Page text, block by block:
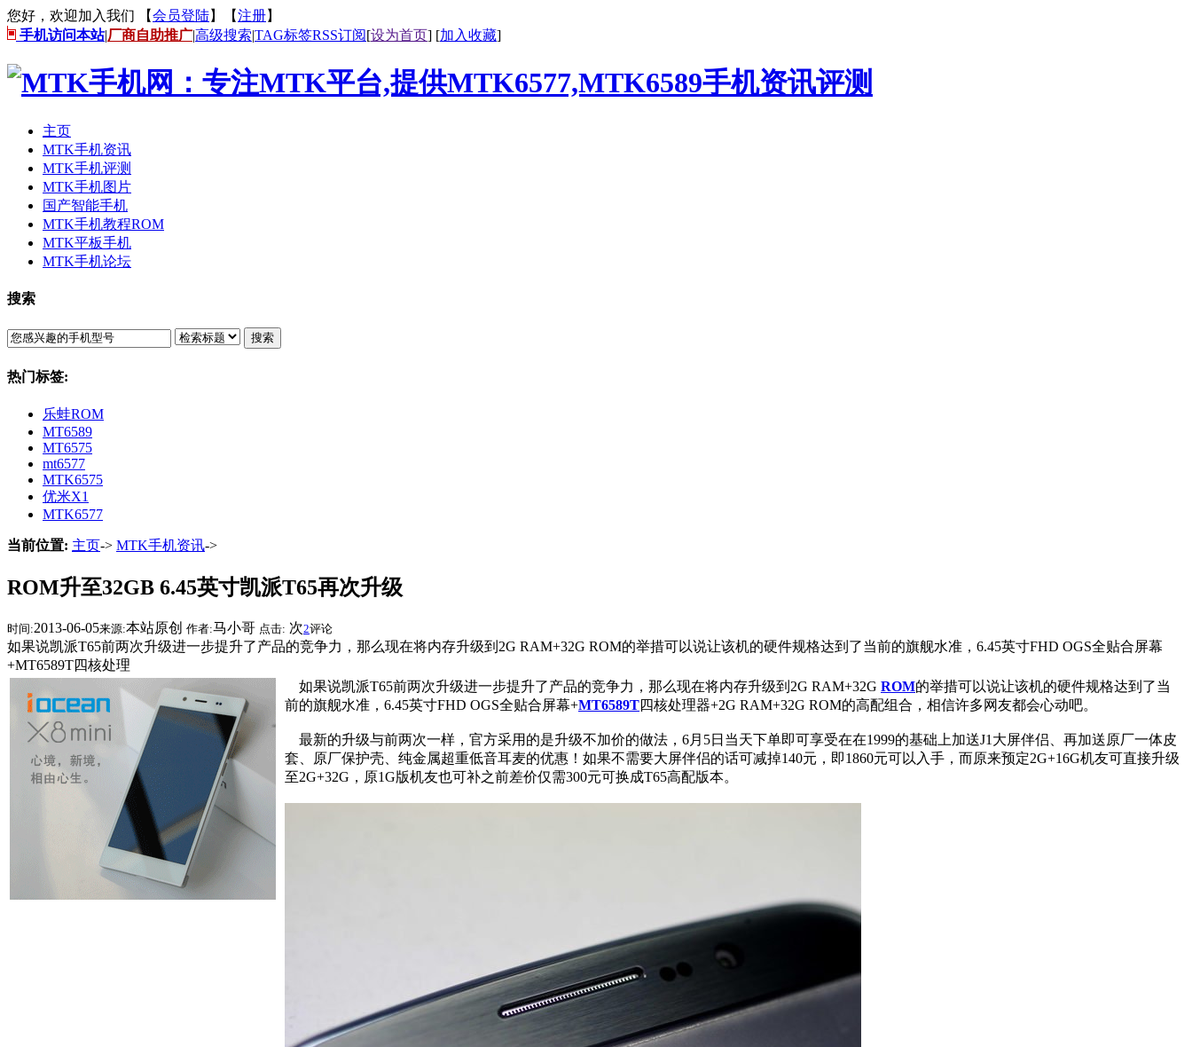
您好，欢迎加入我们 【会员登陆】【注册】
手机访问本站|厂商自助推广|高级搜索|TAG标签RSS订阅[设为首页] [加入收藏]
主页
MTK手机资讯
MTK手机评测
MTK手机图片
国产智能手机
MTK手机教程ROM
MTK平板手机
MTK手机论坛
搜索
搜索
热门标签:
乐蛙ROM
MT6589
MT6575
mt6577
MTK6575
优米X1
MTK6577
当前位置: 主页-> MTK手机资讯->
ROM升至32GB 6.45英寸凯派T65再次升级
时间:2013-06-05来源:本站原创 作者:马小哥 点击: 次2评论
如果说凯派T65前两次升级进一步提升了产品的竞争力，那么现在将内存升级到2G RAM+32G ROM的举措可以说让该机的硬件规格达到了当前的旗舰水准，6.45英寸FHD OGS全贴合屏幕
+MT6589T四核处理
如果说凯派T65前两次升级进一步提升了产品的竞争力，那么现在将内存升级到2G RAM+32G ROM的举措可以说让该机的硬件规格达到了当
前的旗舰水准，6.45英寸FHD OGS全贴合屏幕+MT6589T四核处理器+2G RAM+32G ROM的高配组合，相信许多网友都会心动吧。
最新的升级与前两次一样，官方采用的是升级不加价的做法，6月5日当天下单即可享受在在1999的基础上加送J1大屏伴侣、再加送原厂一体皮
套、原厂保护壳、纯金属超重低音耳麦的优惠！如果不需要大屏伴侣的话可减掉140元，即1860元可以入手，而原来预定2G+16G机友可直接升级
至2G+32G，原1G版机友也可补之前差价仅需300元可换成T65高配版本。